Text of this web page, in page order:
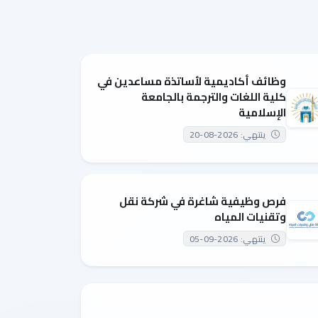
وظائف أكاديمية لأساتذة مساعدين في
كلية اللغات والترجمة بالجامعة
الإسلامية
ينتهي: 2026-08-20
فرص وظيفية شاغرة في شركة نقل
وتقنيات المياه
ينتهي: 2026-09-05